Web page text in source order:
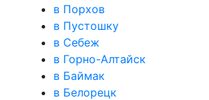
в Порхов
в Пустошку
в Себеж
в Горно-Алтайск
в Баймак
в Белорецк